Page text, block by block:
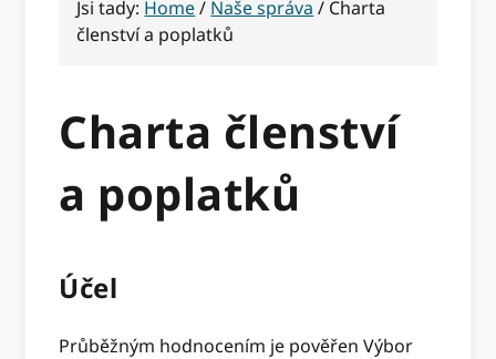
Jsi tady: Home/ Naše správa / Charta
členství a poplatků
Charta členství
a poplatků
Účel
Průběžným hodnocením je pověřen Výbor